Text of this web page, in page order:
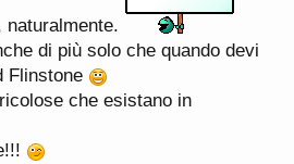
naturalmente.
di più solo che quando devi
Flinstone
che esistano in